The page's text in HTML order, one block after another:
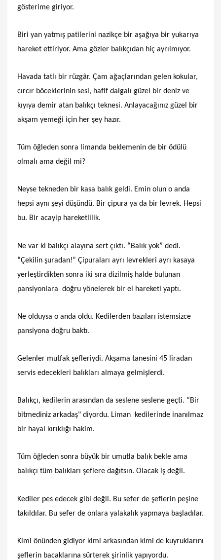
gösterime giriyor.
Biri yan yatmış patilerini nazikçe bir aşağıya bir yukarıya
hareket ettiriyor. Ama gözler balıkçıdan hiç ayrılmıyor.
Havada tatlı bir rüzgâr. Çam ağaçlarından gelen kokular,
cırcır böceklerinin sesi, hafif dalgalı güzel bir deniz ve
kıyıya demir atan balıkçı teknesi. Anlayacağınız güzel bir
akşam yemeği için her şey hazır.
Tüm öğleden sonra limanda beklemenin de bir ödülü
olmalı ama değil mi?
Neyse tekneden bir kasa balık geldi. Emin olun o anda
hepsi aynı şeyi düşündü. Bir çipura ya da bir levrek. Hepsi
bu. Bir acayip hareketlilik.
Ne var ki balıkçı alayına sert çıktı. “Balık yok” dedi.
“Çekilin şuradan!” Çipuraları ayrı levrekleri ayrı kasaya
yerleştirdikten sonra iki sıra dizilmiş halde bulunan
pansiyonlara doğru yönelerek bir el hareketi yaptı.
Ne olduysa o anda oldu. Kedilerden bazıları istemsizce
pansiyona doğru baktı.
Gelenler mutfak şefleriydi. Akşama tanesini 45 liradan
servis edecekleri balıkları almaya gelmişlerdi.
Balıkçı, kedilerin arasından da seslene seslene geçti. “Bir
bitmediniz arkadaş" diyordu. Liman kedilerinde inanılmaz
bir hayal kırıklığı hakim.
Tüm öğleden sonra büyük bir umutla balık bekle ama
balıkçı tüm balıkları şeflere dağıtsın. Olacak iş değil.
Kediler pes edecek gibi değil. Bu sefer de şeflerin peşine
takıldılar. Bu sefer de onlara yalakalık yapmaya başladılar.
Kimi önünden gidiyor kimi arkasından kimi de kuyruklarını
şeflerin bacaklarına sürterek şirinlik yapıyordu.